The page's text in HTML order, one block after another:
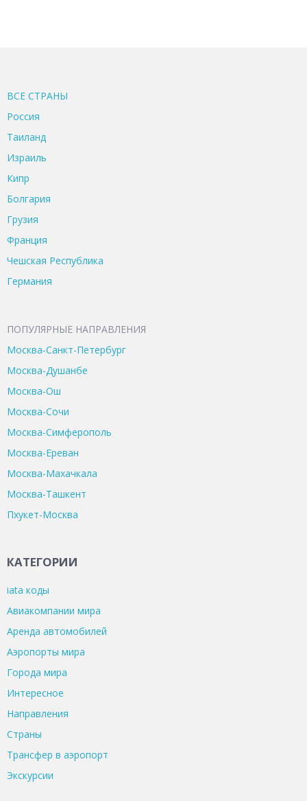
ВСЕ CТРАНЫ
Россия
Таиланд
Израиль
Кипр
Болгария
Грузия
Франция
Чешская Республика
Германия
ПОПУЛЯРНЫЕ НАПРАВЛЕНИЯ
Москва-Санкт-Петербург
Москва-Душанбе
Москва-Ош
Москва-Сочи
Москва-Симферополь
Москва-Ереван
Москва-Махачкала
Москва-Ташкент
Пхукет-Москва
КАТЕГОРИИ
iata коды
Авиакомпании мира
Аренда автомобилей
Аэропорты мира
Города мира
Интересное
Направления
Страны
Трансфер в аэропорт
Экскурсии